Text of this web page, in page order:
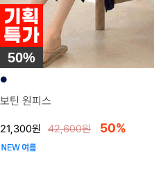
50%
●
보틴 원피스
21,300원 42,600원 50%